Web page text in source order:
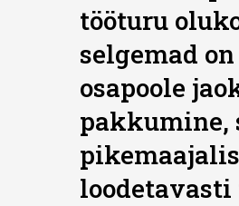
tööturu
selgemad
osapoole
pakkumine,
loodetavasti